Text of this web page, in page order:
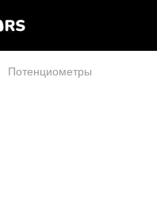
Потенциометры